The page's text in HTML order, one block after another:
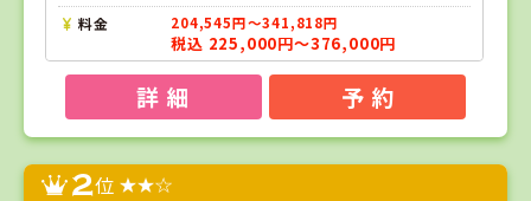
料金 204,545円～341,818円
税込 225,000円～376,000円
詳 細 予 約
2位